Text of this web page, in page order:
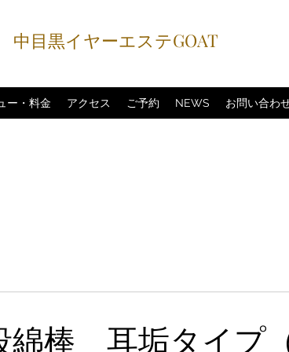
中目黒イヤーエステGOAT
ー・料金 アクセス ご予約 NEWS お問い合わ
綿棒 耳垢タイプ